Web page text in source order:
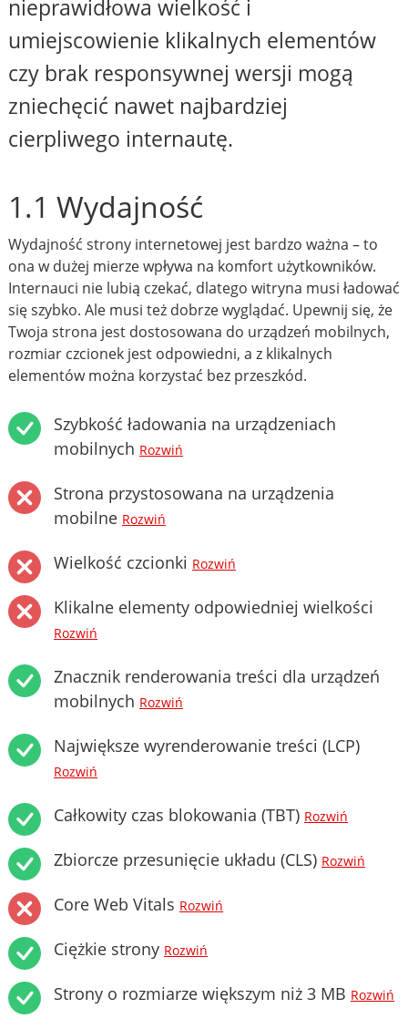
nieprawidłowa wielkość i
umiejscowienie klikalnych elementów
czy brak responsywnej wersji mogą
zniechęcić nawet najbardziej
cierpliwego internautę.
1.1 Wydajność
Wydajność strony internetowej jest bardzo ważna – to
ona w dużej mierze wpływa na komfort użytkowników.
Internauci nie lubią czekać, dlatego witryna musi ładować
się szybko. Ale musi też dobrze wyglądać. Upewnij się, że
Twoja strona jest dostosowana do urządzeń mobilnych,
rozmiar czcionek jest odpowiedni, a z klikalnych
elementów można korzystać bez przeszkód.
Szybkość ładowania na urządzeniach
mobilnych Rozwiń
Strona przystosowana na urządzenia
mobilne Rozwiń
Wielkość czcionki Rozwiń
Klikalne elementy odpowiedniej wielkości
Rozwiń
Znacznik renderowania treści dla urządzeń
mobilnych Rozwiń
Największe wyrenderowanie treści (LCP)
Rozwiń
Całkowity czas blokowania (TBT) Rozwiń
Zbiorcze przesunięcie układu (CLS) Rozwiń
Core Web Vitals Rozwiń
Ciężkie strony Rozwiń
Strony o rozmiarze większym niż 3 MB Rozwiń